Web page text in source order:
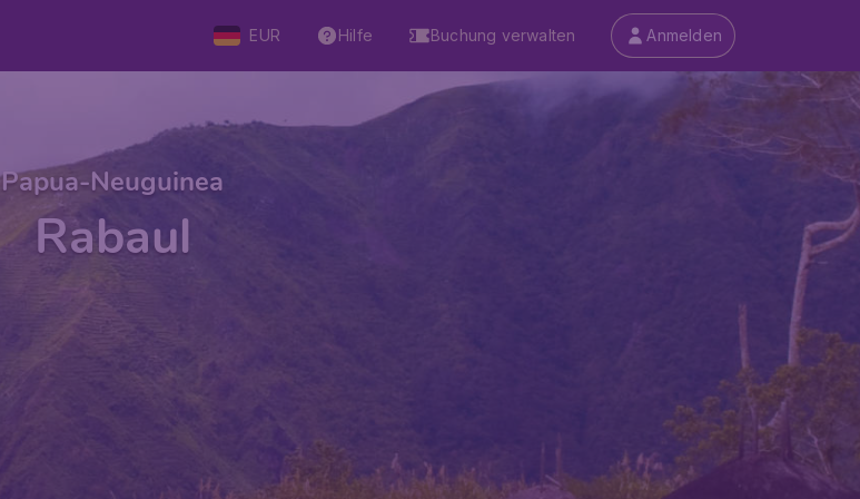
EUR Hilfe Buchung verwalten Anmelden
Papua-Neuguinea
Rabaul